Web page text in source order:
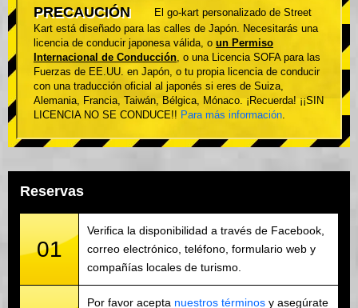
PRECAUCIÓN
El go-kart personalizado de Street
Kart está diseñado para las calles de Japón. Necesitarás una
licencia de conducir japonesa válida, o un Permiso
Internacional de Conducción, o una Licencia SOFA para las
Fuerzas de EE.UU. en Japón, o tu propia licencia de conducir
con una traducción oficial al japonés si eres de Suiza,
Alemania, Francia, Taiwán, Bélgica, Mónaco. ¡Recuerda! ¡¡SIN
LICENCIA NO SE CONDUCE!! Para más información.
Reservas
01
Verifica la disponibilidad a través de Facebook,
correo electrónico, teléfono, formulario web y
compañías locales de turismo.
Por favor acepta nuestros términos y asegúrate